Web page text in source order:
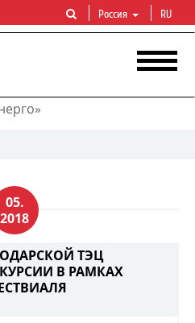
Россия RU
05.
2018
ТЭЦ
В РАМКАХ